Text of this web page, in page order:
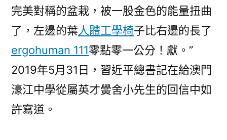
完美對稱的盆栽，被一股金色的能量扭曲
了，左邊的葉人體工學椅子比右邊的長了
ergohuman 111零點零一公分！獻。”
2019年5月31日，習近平總書記在給澳門
濠江中學從屬英才黌舍小先生的回信中如
許寫道。